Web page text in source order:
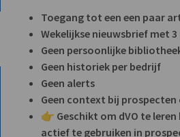
Toegang tot een een paar
Wekelijkse nieuwsbrief met
Geen persoonlijke
Geen historiek per bedrijf
Geen alerts
Geen context bij
👉 Geschikt om dVO te
actief te gebruiken in